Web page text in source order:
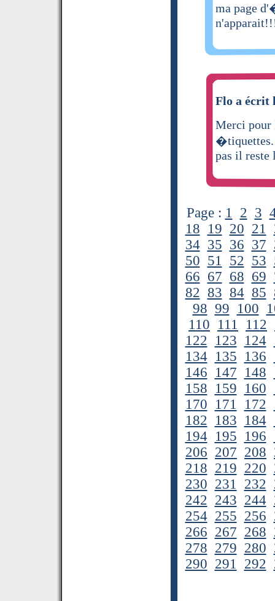
ma page
Flo a écrit
Merci pour
pas il reste
Page : 1 2 3
18 19 20 21
34 35 36 37
50 51 52 53
66 67 68 69
82 83 84 85
98 99 100
110 111 112
122 123 124
134 135 136
146 147 148
158 159 160
170 171 172
182 183 184
194 195 196
206 207 208
218 219 220
230 231 232
242 243 244
254 255 256
266 267 268
278 279 280
290 291 292